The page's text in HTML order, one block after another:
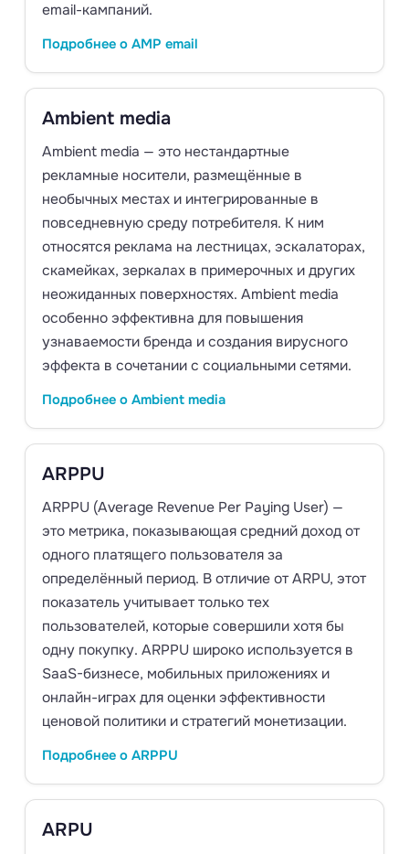
email-кампаний.
Подробнее о AMP email
Ambient media
Ambient media — это нестандартные
рекламные носители, размещённые в
необычных местах и интегрированные в
повседневную среду потребителя. К ним
относятся реклама на лестницах, эскалаторах,
скамейках, зеркалах в примерочных и других
неожиданных поверхностях. Ambient media
особенно эффективна для повышения
узнаваемости бренда и создания вирусного
эффекта в сочетании с социальными сетями.
Подробнее о Ambient media
ARPPU
ARPPU (Average Revenue Per Paying User) —
это метрика, показывающая средний доход от
одного платящего пользователя за
определённый период. В отличие от ARPU, этот
показатель учитывает только тех
пользователей, которые совершили хотя бы
одну покупку. ARPPU широко используется в
SaaS-бизнесе, мобильных приложениях и
онлайн-играх для оценки эффективности
ценовой политики и стратегий монетизации.
Подробнее о ARPPU
ARPU